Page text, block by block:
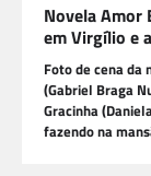
Novela Amor
em Virgílio e
Foto de cena da
(Gabriel Braga
Gracinha
fazendo na